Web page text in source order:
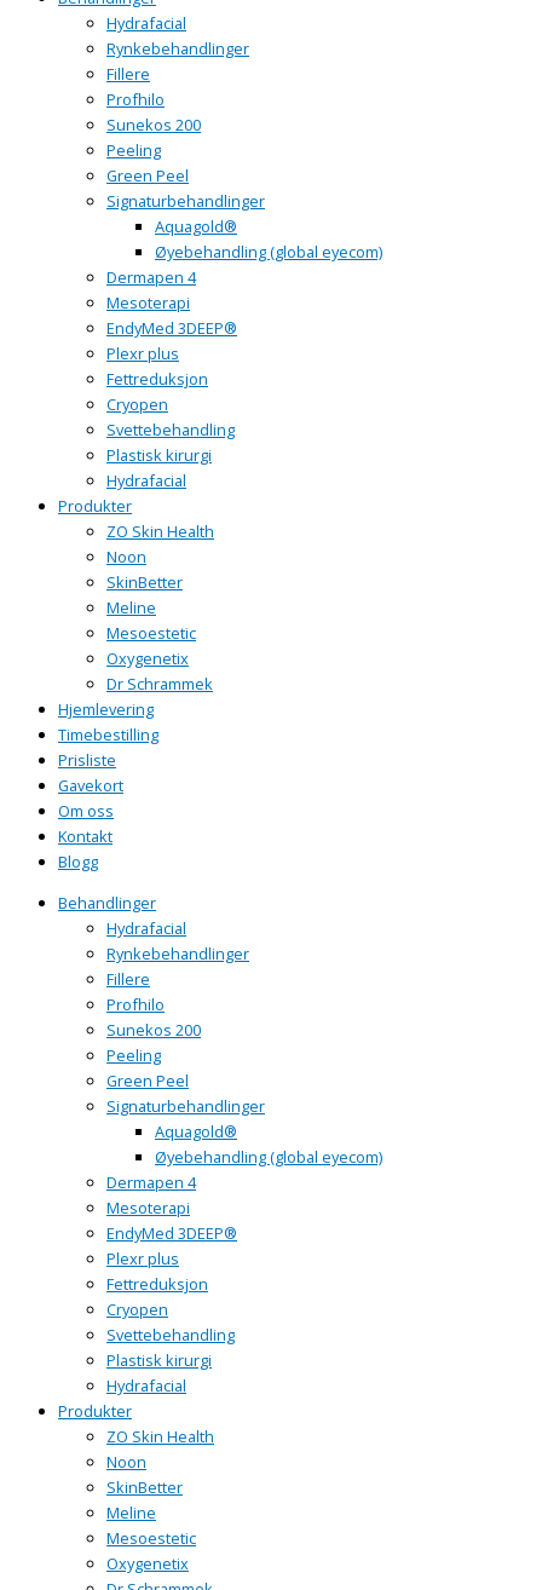
Hydrafacial
Rynkebehandlinger
Fillere
Profhilo
Sunekos 200
Peeling
Green Peel
Signaturbehandlinger
Aquagold®
Øyebehandling (global eyecom)
Dermapen 4
Mesoterapi
EndyMed 3DEEP®
Plexr plus
Fettreduksjon
Cryopen
Svettebehandling
Plastisk kirurgi
Hydrafacial
Produkter
ZO Skin Health
Noon
SkinBetter
Meline
Mesoestetic
Oxygenetix
Dr Schrammek
Hjemlevering
Timebestilling
Prisliste
Gavekort
Om oss
Kontakt
Blogg
Behandlinger
Hydrafacial
Rynkebehandlinger
Fillere
Profhilo
Sunekos 200
Peeling
Green Peel
Signaturbehandlinger
Aquagold®
Øyebehandling (global eyecom)
Dermapen 4
Mesoterapi
EndyMed 3DEEP®
Plexr plus
Fettreduksjon
Cryopen
Svettebehandling
Plastisk kirurgi
Hydrafacial
Produkter
ZO Skin Health
Noon
SkinBetter
Meline
Mesoestetic
Oxygenetix